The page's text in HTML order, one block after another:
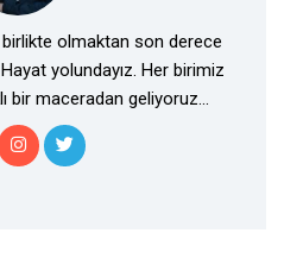
olmaktan son derece
yolundayız. Her birimiz
bir maceradan geliyoruz...